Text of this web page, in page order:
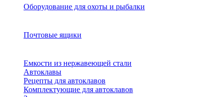
Оборудование для охоты и рыбалки
Почтовые ящики
Емкости из нержавеющей стали
Автоклавы
Рецепты для автоклавов
Комплектующие для автоклавов